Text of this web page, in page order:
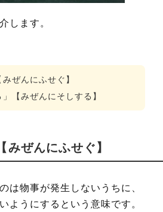
します。
ぜんにふせぐ】
」【みぜんにそしする】
みぜんにふせぐ】
は物事が発生しないうちに、
ようにするという意味です。